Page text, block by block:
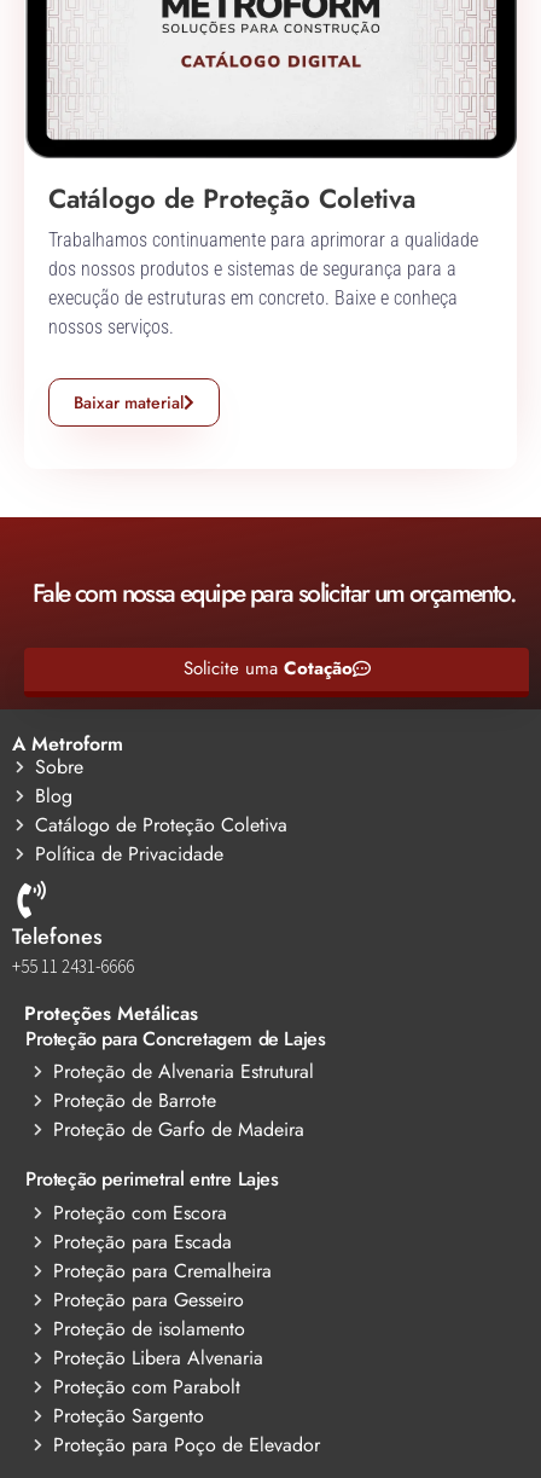
Catálogo de Proteção Coletiva
Trabalhamos continuamente para aprimorar a qualidade
dos nossos produtos e sistemas de segurança para a
execução de estruturas em concreto. Baixe e conheça
nossos serviços.
Baixar material
Fale com nossa equipe para solicitar um orçamento.
Solicite uma Cotação
A Metroform
Sobre
Blog
Catálogo de Proteção Coletiva
Política de Privacidade
Telefones
+55 11 2431-6666
Proteções Metálicas
Proteção para Concretagem de Lajes
Proteção de Alvenaria Estrutural
Proteção de Barrote
Proteção de Garfo de Madeira
Proteção perimetral entre Lajes
Proteção com Escora
Proteção para Escada
Proteção para Cremalheira
Proteção para Gesseiro
Proteção de isolamento
Proteção Libera Alvenaria
Proteção com Parabolt
Proteção Sargento
Proteção para Poço de Elevador